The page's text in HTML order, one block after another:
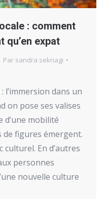
: comment
qu’en expat
Par sandra seknagi
l’immersion dans un
on pose ses valises
d’une mobilité
figures émergent.
En d’autres
personnes
nouvelle culture